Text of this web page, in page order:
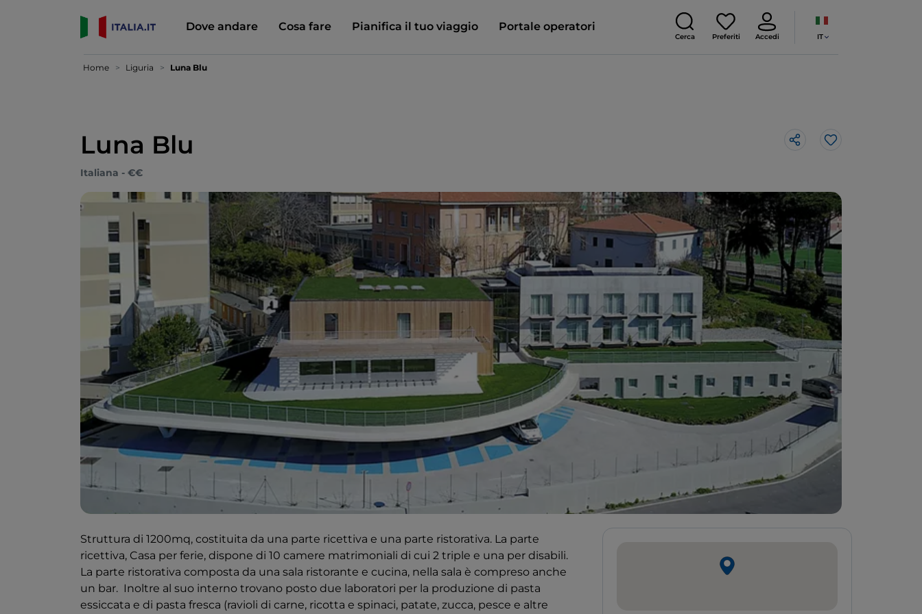
Dove andare Cosa fare Pianifica il tuo viaggio Portale operatori
Cerca Preferiti Accedi IT
Home Liguria Luna Blu
Luna Blu Like
Italiana - €€
Struttura di 1200mq, costituita da una parte ricettiva e una parte ristorativa. La parte
ricettiva, Casa per ferie, dispone di 10 camere matrimoniali di cui 2 triple e una per disabili.
La parte ristorativa composta da una sala ristorante e cucina, nella sala è compreso anche
un bar. Inoltre al suo interno trovano posto due laboratori per la produzione di pasta
essiccata e di pasta fresca (ravioli di carne, ricotta e spinaci, patate, zucca, pesce e altre